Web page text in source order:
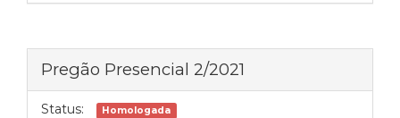
Pregão Presencial 2/2021
Status: Homologada